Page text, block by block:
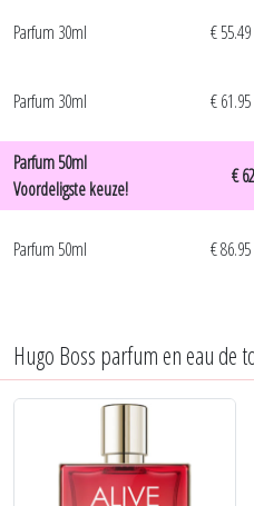
Parfum 30ml € 55.49
Parfum 30ml € 61.95
Parfum 50ml
Voordeligste keuze!
€
Parfum 50ml € 86.95
Hugo Boss parfum en eau de